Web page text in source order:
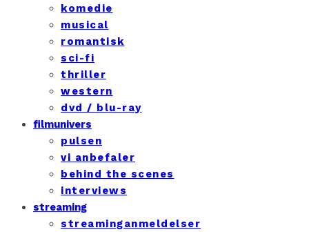
komedie
musical
romantisk
sci-fi
thriller
western
dvd / blu-ray
filmunivers
pulsen
vi anbefaler
behind the scenes
interviews
streaming
streaminganmeldelser